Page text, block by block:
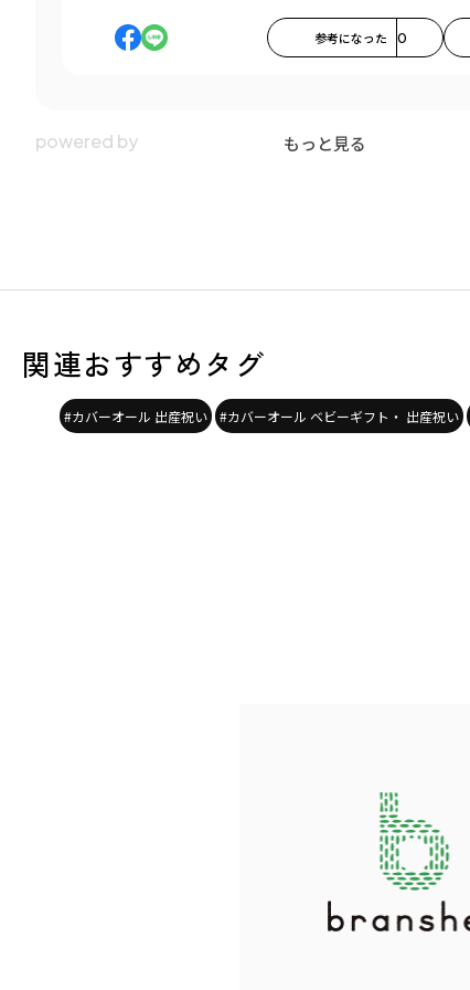
参考になった 0
もっと見る
関連おすすめタグ
#カバーオール 出産祝い #カバーオール ベビーギフト・ 出産祝い